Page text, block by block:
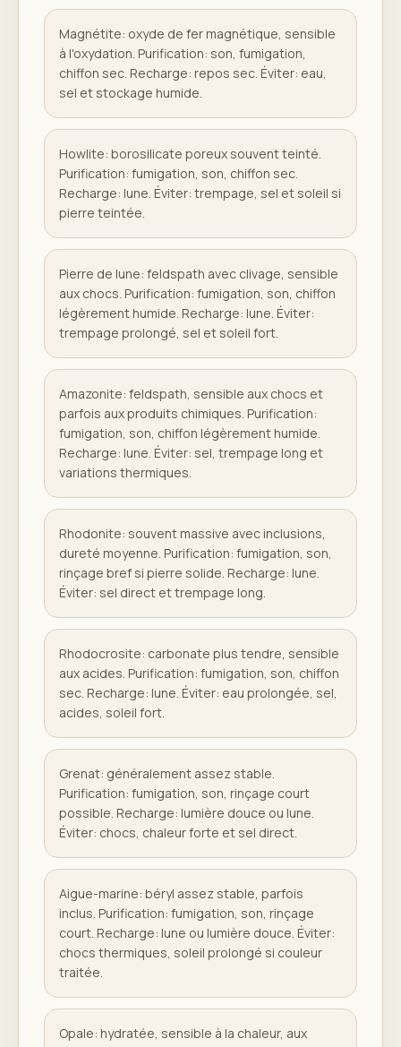
Magnétite: oxyde de fer magnétique, sensible
à l'oxydation. Purification: son, fumigation,
chiffon sec. Recharge: repos sec. Éviter: eau,
sel et stockage humide.
Howlite: borosilicate poreux souvent teinté.
Purification: fumigation, son, chiffon sec.
Recharge: lune. Éviter: trempage, sel et soleil si
pierre teintée.
Pierre de lune: feldspath avec clivage, sensible
aux chocs. Purification: fumigation, son, chiffon
légèrement humide. Recharge: lune. Éviter:
trempage prolongé, sel et soleil fort.
Amazonite: feldspath, sensible aux chocs et
parfois aux produits chimiques. Purification:
fumigation, son, chiffon légèrement humide.
Recharge: lune. Éviter: sel, trempage long et
variations thermiques.
Rhodonite: souvent massive avec inclusions,
dureté moyenne. Purification: fumigation, son,
rinçage bref si pierre solide. Recharge: lune.
Éviter: sel direct et trempage long.
Rhodocrosite: carbonate plus tendre, sensible
aux acides. Purification: fumigation, son, chiffon
sec. Recharge: lune. Éviter: eau prolongée, sel,
acides, soleil fort.
Grenat: généralement assez stable.
Purification: fumigation, son, rinçage court
possible. Recharge: lumière douce ou lune.
Éviter: chocs, chaleur forte et sel direct.
Aigue-marine: béryl assez stable, parfois
inclus. Purification: fumigation, son, rinçage
court. Recharge: lune ou lumière douce. Éviter:
chocs thermiques, soleil prolongé si couleur
traitée.
Opale: hydratée, sensible à la chaleur, aux